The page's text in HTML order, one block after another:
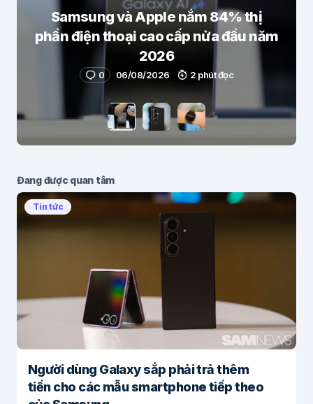
Samsung và Apple nắm 84% thị
phần điện thoại cao cấp nửa đầu năm
2026
0 06/08/2026 2 phút đọc
Đang được quan tâm
Tin tức
Người dùng Galaxy sắp phải trả thêm
tiền cho các mẫu smartphone tiếp theo